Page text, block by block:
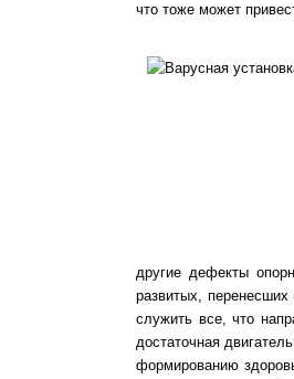
что тоже может
другие дефекты
развитых,
служить все, что
достаточная
формированию